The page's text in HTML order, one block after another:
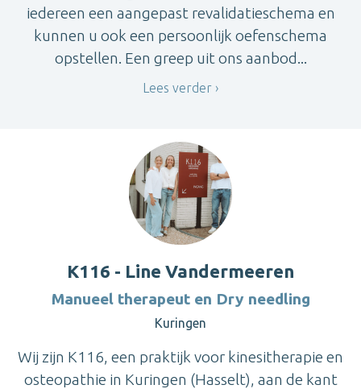
iedereen een aangepast revalidatieschema en
kunnen u ook een persoonlijk oefenschema
opstellen. Een greep uit ons aanbod...
Lees verder
K116 - Line Vandermeeren
Manueel therapeut en Dry needling
Kuringen
Wij zijn K116, een praktijk voor kinesitherapie en
osteopathie in Kuringen (Hasselt), aan de kant